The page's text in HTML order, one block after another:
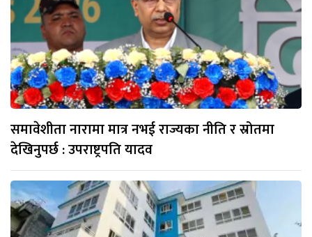
समावेशीता नारामा मात्र नभई राज्यका नीति र स्रोतमा
देखिनुपर्छ : उपराष्ट्रपति यादव